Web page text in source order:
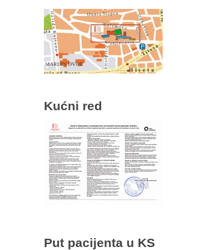
Kućni red
Put pacijenta u KS